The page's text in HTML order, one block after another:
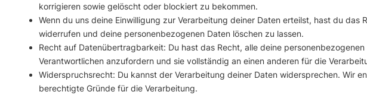
korrigieren sowie gelöscht oder blockiert zu bekommen.
Wenn du uns deine Einwilligung zur Verarbeitung deiner Daten erteilst, hast du das
widerrufen und deine personenbezogenen Daten löschen zu lassen.
Recht auf Datenübertragbarkeit: Du hast das Recht, alle deine
Verantwortlichen anzufordern und sie vollständig an einen anderen für die
Widerspruchsrecht: Du kannst der Verarbeitung deiner Daten widersprechen. Wir
berechtigte Gründe für die Verarbeitung.